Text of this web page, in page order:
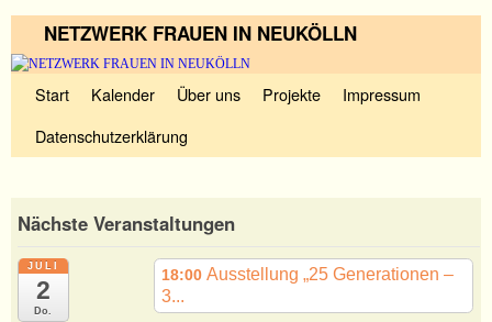
NETZWERK FRAUEN IN NEUKÖLLN
Zum sekundären Inhalt wechseln
Start Kalender Über uns Projekte
Impressum
Datenschutzerklärung
Nächste Veranstaltungen
JULI
2
Do.
18:00 Ausstellung „25 Generationen –
3...